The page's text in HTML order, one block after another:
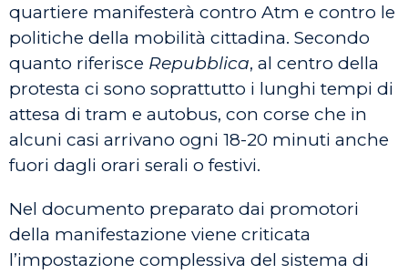
quartiere manifesterà contro Atm e contro le
politiche della mobilità cittadina. Secondo
quanto riferisce Repubblica, al centro della
protesta ci sono soprattutto i lunghi tempi di
attesa di tram e autobus, con corse che in
alcuni casi arrivano ogni 18-20 minuti anche
fuori dagli orari serali o festivi.
Nel documento preparato dai promotori
della manifestazione viene criticata
l’impostazione complessiva del sistema di